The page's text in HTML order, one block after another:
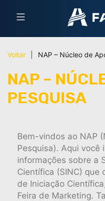
Voltar NAP – Núcleo de
NAP –
PESQUISA
Bem-vindos ao NAP
Pesquisa). Aqui você
informações sobre a
Científica (SINC) que
de Iniciação
Feira de Marketing.